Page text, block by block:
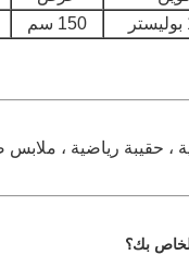
150 سم
، حقيبة رياضية ،